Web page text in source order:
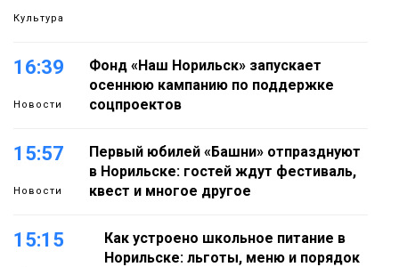
Культура
16:39
Новости
Фонд «Наш Норильск» запускает
осеннюю кампанию по поддержке
соцпроектов
15:57
Новости
Первый юбилей «Башни» отпразднуют
в Норильске: гостей ждут фестиваль,
квест и многое другое
15:15
Как устроено школьное питание в
Норильске: льготы, меню и порядок